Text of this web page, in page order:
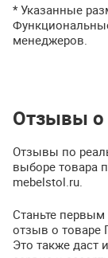
* Указанные
менеджеров.
Отзывы о
Отзывы по
выборе товара
mebelstol.ru.
Станьте
отзыв о товаре
Это также даст